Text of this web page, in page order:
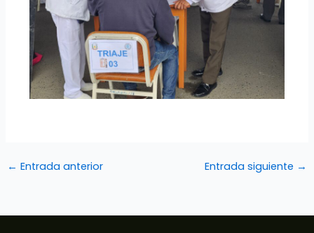
← Entrada anterior Entrada siguiente →